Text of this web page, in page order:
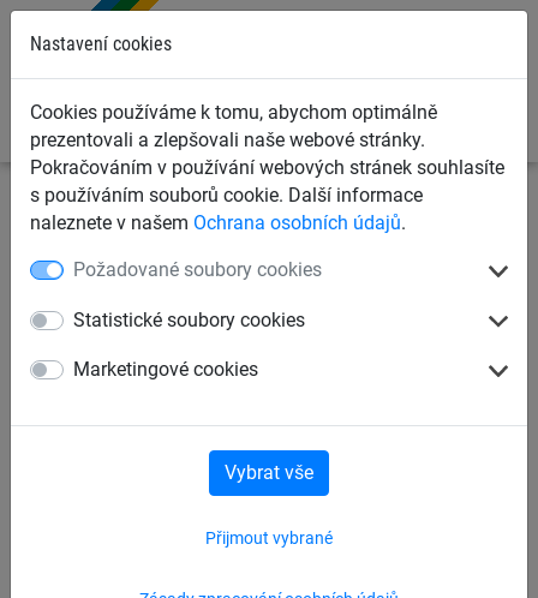
Nastavení cookies
Cookies používáme k tomu, abychom optimálně
prezentovali a zlepšovali naše webové stránky.
Pokračováním v používání webových stránek souhlasíte
s používáním souborů cookie. Další informace
naleznete v našem Ochrana osobních údajů.
Požadované soubory cookies
Statistické soubory cookies
Marketingové cookies
Přijmout vybrané
Vybrat vše
Sportovní sítě Sítě a plůtky na lyžování
Trojuhelníkové
Lyžařská trojúhelníková síť PP
5 mm, oko 70 mm, základna 6